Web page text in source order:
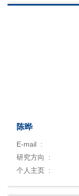
陈晔
研究方向 :
个人主页 :